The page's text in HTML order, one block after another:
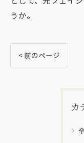
うか。
< 前のページ
カ